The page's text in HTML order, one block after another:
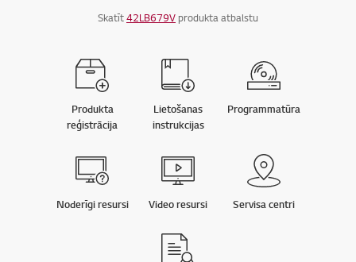
Skatīt42LB679Vprodukta atbalstu
Produkta
reģistrācija
Lietošanas
instrukcijas
Programmatūra
Noderīgi resursi Video resursi Servisa centri